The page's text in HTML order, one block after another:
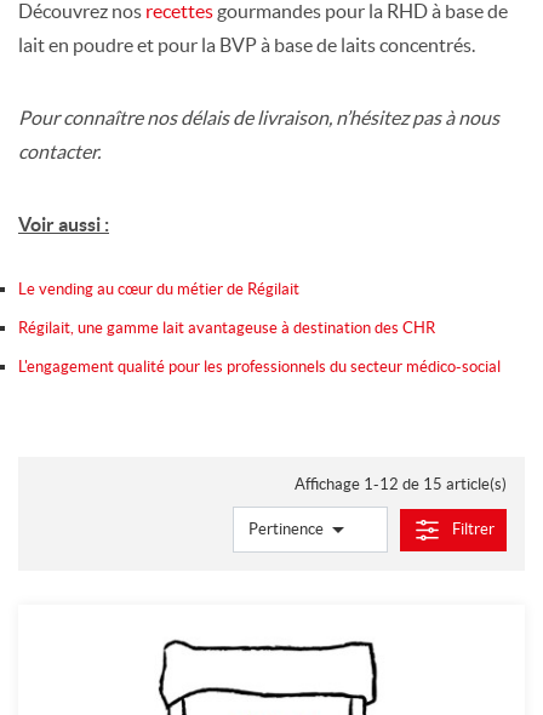
Découvrez nos recettesgourmandes pour la RHD à base de
lait en poudre et pour la BVP à base de laits concentrés.
Pour connaître nos délais de livraison, n’hésitez pas à nous
contacter.
Voir aussi :
Le vending au cœur du métier de Régilait
Régilait, une gamme lait avantageuse à destination des CHR
L'engagement qualité pour les professionnels du secteur médico-social
Pertinence  Filtrer
Affichage 1-12 de 15 article(s)